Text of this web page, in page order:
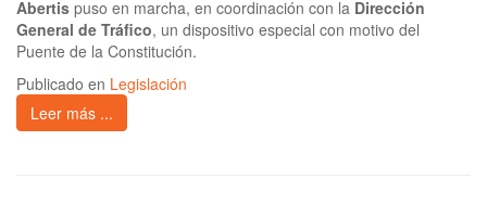
Abertis puso en marcha, en coordinación con la Dirección
General de Tráfico, un dispositivo especial con motivo del
Puente de la Constitución.
Publicado en Legislación
Leer más ...